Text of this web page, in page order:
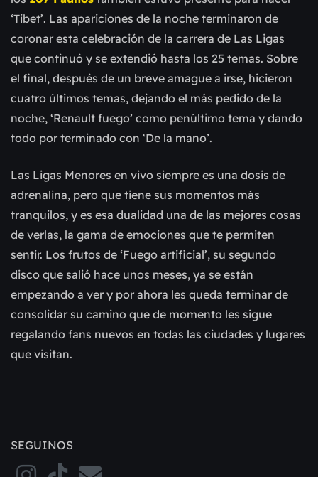
‘Tibet’. Las apariciones de la noche terminaron de
coronar esta celebración de la carrera de Las Ligas
que continuó y se extendió hasta los 25 temas. Sobre
el final, después de un breve amague a irse, hicieron
cuatro últimos temas, dejando el más pedido de la
noche, ‘Renault fuego’ como penúltimo tema y dando
todo por terminado con ‘De la mano’.
Las Ligas Menores en vivo siempre es una dosis de
adrenalina, pero que tiene sus momentos más
tranquilos, y es esa dualidad una de las mejores cosas
de verlas, la gama de emociones que te permiten
sentir. Los frutos de ‘Fuego artificial’, su segundo
disco que salió hace unos meses, ya se están
empezando a ver y por ahora les queda terminar de
consolidar su camino que de momento les sigue
regalando fans nuevos en todas las ciudades y lugares
que visitan.
SEGUINOS